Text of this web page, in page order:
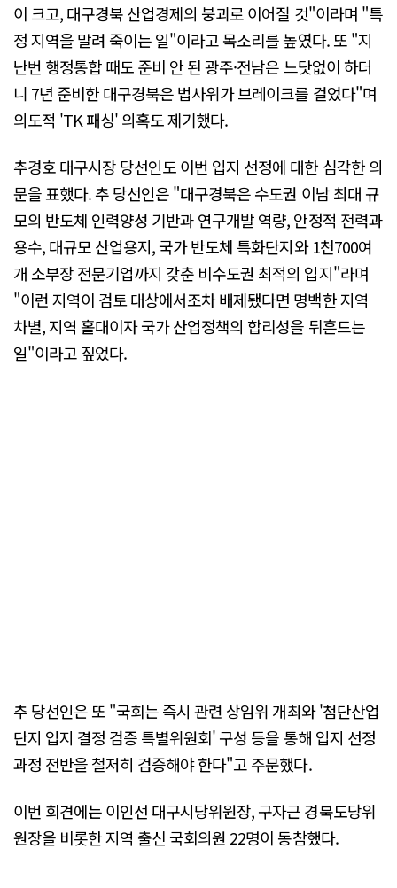
이 크고, 대구경북 산업경제의 붕괴로 이어질 것"이라며 "특
정 지역을 말려 죽이는 일"이라고 목소리를 높였다. 또 "지
난번 행정통합 때도 준비 안 된 광주·전남은 느닷없이 하더
니 7년 준비한 대구경북은 법사위가 브레이크를 걸었다"며
의도적 'TK 패싱' 의혹도 제기했다.
추경호 대구시장 당선인도 이번 입지 선정에 대한 심각한 의
문을 표했다. 추 당선인은 "대구경북은 수도권 이남 최대 규
모의 반도체 인력양성 기반과 연구개발 역량, 안정적 전력과
용수, 대규모 산업용지, 국가 반도체 특화단지와 1천700여
개 소부장 전문기업까지 갖춘 비수도권 최적의 입지"라며
"이런 지역이 검토 대상에서조차 배제됐다면 명백한 지역
차별, 지역 홀대이자 국가 산업정책의 합리성을 뒤흔드는
일"이라고 짚었다.
추 당선인은 또 "국회는 즉시 관련 상임위 개최와 '첨단산업
단지 입지 결정 검증 특별위원회' 구성 등을 통해 입지 선정
과정 전반을 철저히 검증해야 한다"고 주문했다.
이번 회견에는 이인선 대구시당위원장, 구자근 경북도당위
원장을 비롯한 지역 출신 국회의원 22명이 동참했다.